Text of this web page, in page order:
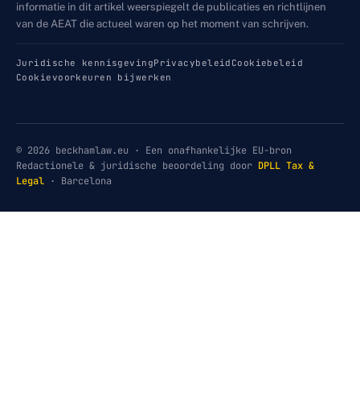
informatie in dit artikel weerspiegelt de publicaties en richtlijnen
van de AEAT die actueel waren op het moment van schrijven.
Juridische kennisgevingPrivacybeleid Cookiebeleid
Cookievoorkeuren bijwerken
© 2026 beckhamlaw.eu · Een onafhankelijke EU-bron
Redactionele & juridische beoordeling door DPLL Tax &
Legal · Barcelona